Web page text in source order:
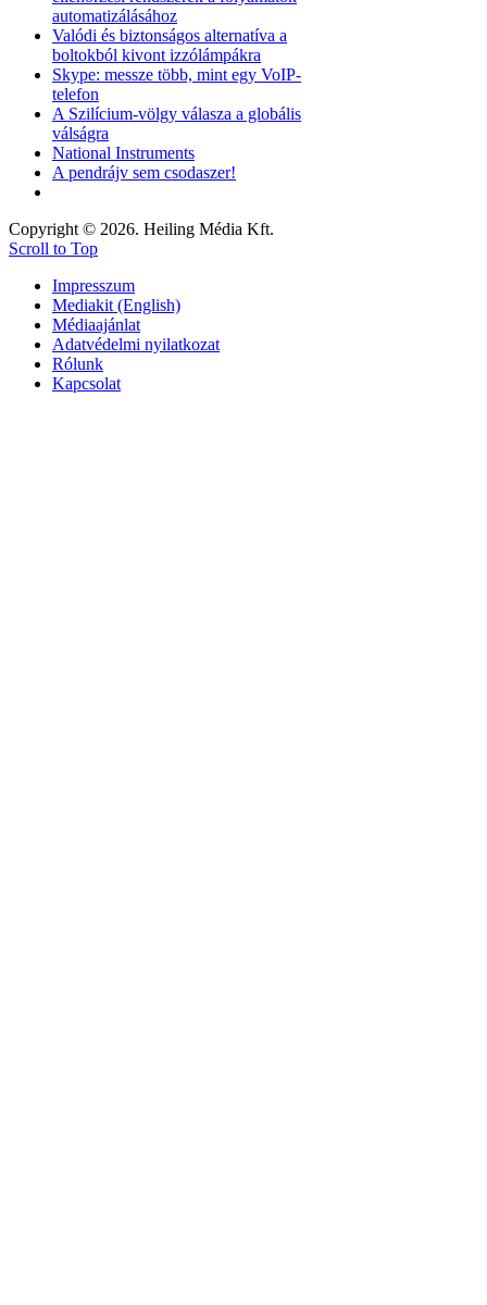
automatizálásához
Valódi és biztonságos alternatíva a
boltokból kivont izzólámpákra
Skype: messze több, mint egy VoIP-
telefon
A Szilícium-völgy válasza a globális
válságra
National Instruments
A pendrájv sem csodaszer!
Copyright © 2026. Heiling Média Kft.
Scroll to Top
Impresszum
Mediakit (English)
Médiaajánlat
Adatvédelmi nyilatkozat
Rólunk
Kapcsolat